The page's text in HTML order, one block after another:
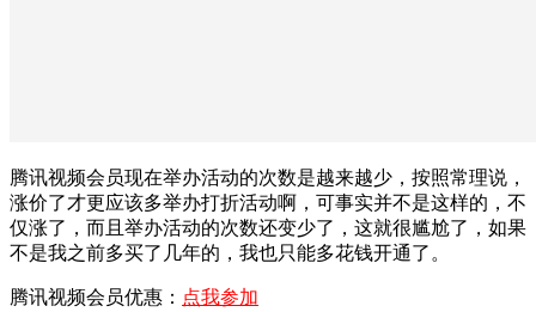
腾讯视频会员现在举办活动的次数是越来越少，按照常理说，
涨价了才更应该多举办打折活动啊，可事实并不是这样的，不
仅涨了，而且举办活动的次数还变少了，这就很尴尬了，如果
不是我之前多买了几年的，我也只能多花钱开通了。
腾讯视频会员优惠： 点我参加